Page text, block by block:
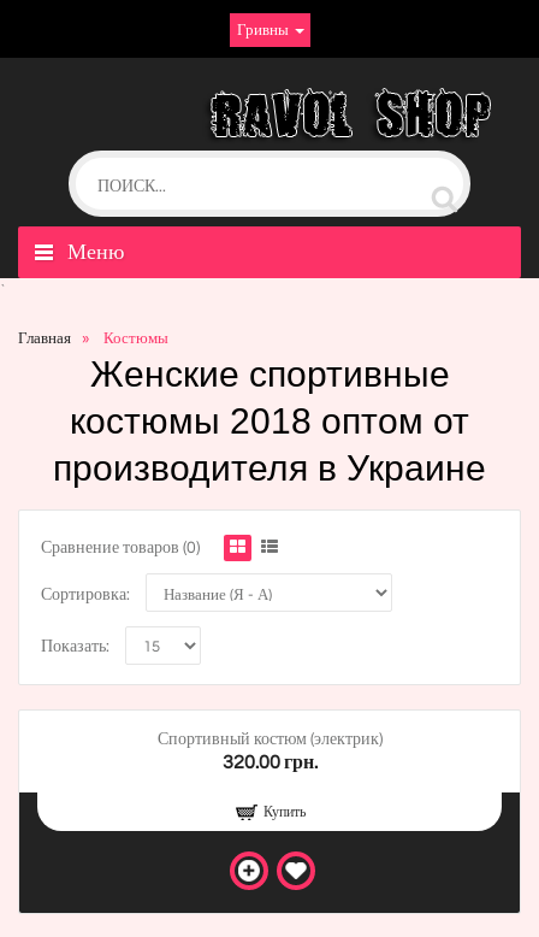
Гривны
Меню
`
Главная Костюмы
Женские спортивные
костюмы 2018 оптом от
производителя в Украине
Сравнение товаров (0)
Сортировка:
Показать:
Спортивный костюм (электрик)
320.00 грн.
Купить